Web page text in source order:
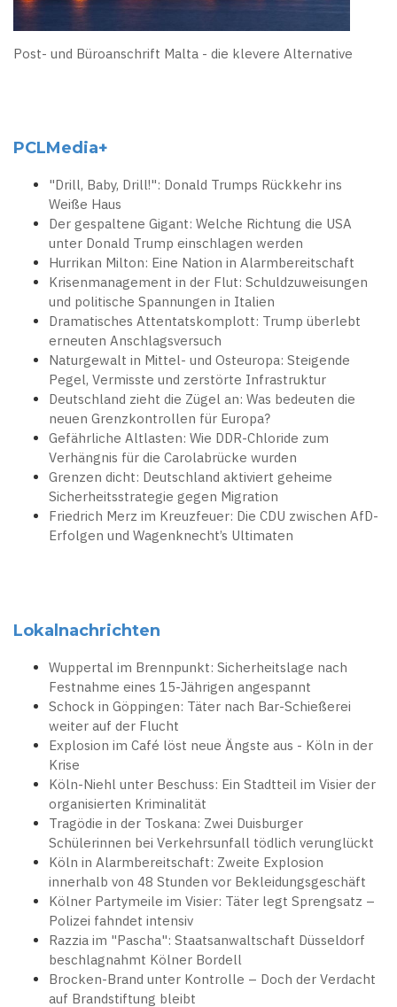
Post- und Büroanschrift Malta - die klevere Alternative
PCLMedia+
"Drill, Baby, Drill!": Donald Trumps Rückkehr ins
Weiße Haus
Der gespaltene Gigant: Welche Richtung die USA
unter Donald Trump einschlagen werden
Hurrikan Milton: Eine Nation in Alarmbereitschaft
Krisenmanagement in der Flut: Schuldzuweisungen
und politische Spannungen in Italien
Dramatisches Attentatskomplott: Trump überlebt
erneuten Anschlagsversuch
Naturgewalt in Mittel- und Osteuropa: Steigende
Pegel, Vermisste und zerstörte Infrastruktur
Deutschland zieht die Zügel an: Was bedeuten die
neuen Grenzkontrollen für Europa?
Gefährliche Altlasten: Wie DDR-Chloride zum
Verhängnis für die Carolabrücke wurden
Grenzen dicht: Deutschland aktiviert geheime
Sicherheitsstrategie gegen Migration
Friedrich Merz im Kreuzfeuer: Die CDU zwischen AfD-
Erfolgen und Wagenknecht’s Ultimaten
Lokalnachrichten
Wuppertal im Brennpunkt: Sicherheitslage nach
Festnahme eines 15-Jährigen angespannt
Schock in Göppingen: Täter nach Bar-Schießerei
weiter auf der Flucht
Explosion im Café löst neue Ängste aus - Köln in der
Krise
Köln-Niehl unter Beschuss: Ein Stadtteil im Visier der
organisierten Kriminalität
Tragödie in der Toskana: Zwei Duisburger
Schülerinnen bei Verkehrsunfall tödlich verunglückt
Köln in Alarmbereitschaft: Zweite Explosion
innerhalb von 48 Stunden vor Bekleidungsgeschäft
Kölner Partymeile im Visier: Täter legt Sprengsatz –
Polizei fahndet intensiv
Razzia im "Pascha": Staatsanwaltschaft Düsseldorf
beschlagnahmt Kölner Bordell
Brocken-Brand unter Kontrolle – Doch der Verdacht
auf Brandstiftung bleibt